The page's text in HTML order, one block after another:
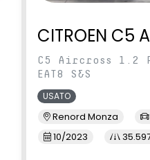
CITROEN C5
C5 Aircross 1.2
EAT8 S&S
USATO
Renord Monza
10/2023